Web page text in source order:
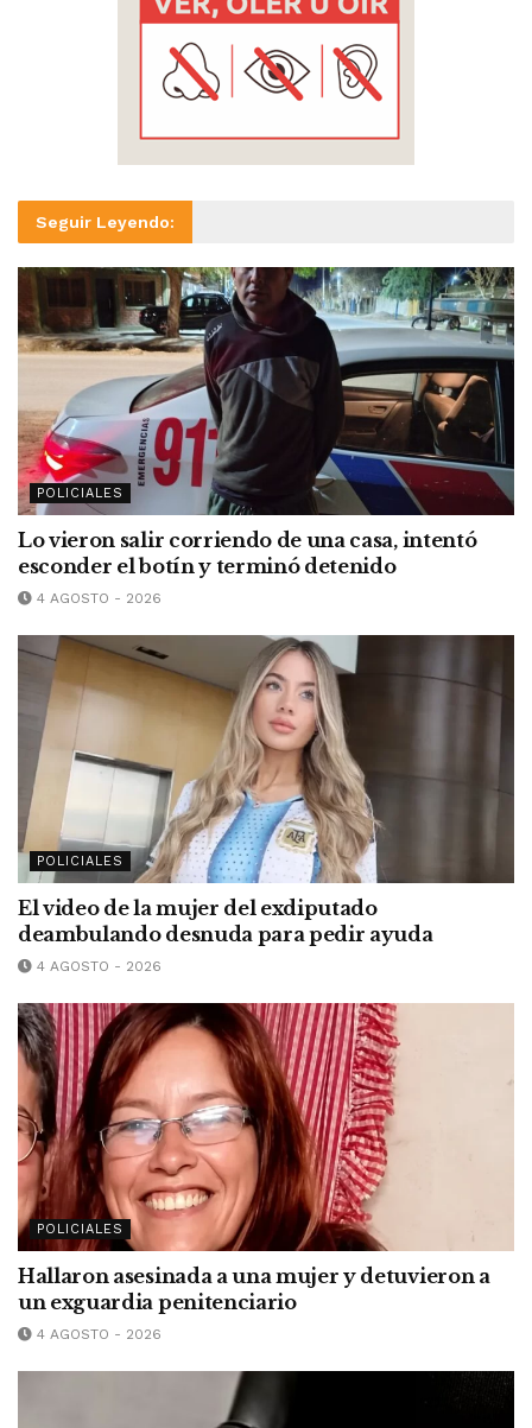
Seguir Leyendo:
POLICIALES
Lo vieron salir corriendo de una casa, intentó
esconder el botín y terminó detenido
4 AGOSTO - 2026
POLICIALES
El video de la mujer del exdiputado
deambulando desnuda para pedir ayuda
4 AGOSTO - 2026
POLICIALES
Hallaron asesinada a una mujer y detuvieron a
un exguardia penitenciario
4 AGOSTO - 2026